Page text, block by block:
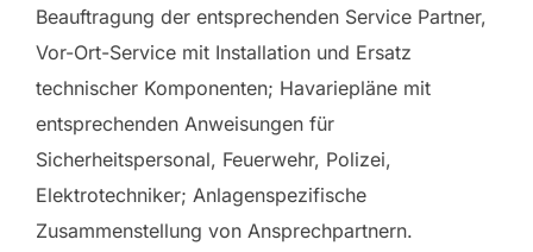
Beauftragung der entsprechenden Service Partner,
Vor-Ort-Service mit Installation und Ersatz
technischer Komponenten; Havariepläne mit
entsprechenden Anweisungen für
Sicherheitspersonal, Feuerwehr, Polizei,
Elektrotechniker; Anlagenspezifische
Zusammenstellung von Ansprechpartnern.